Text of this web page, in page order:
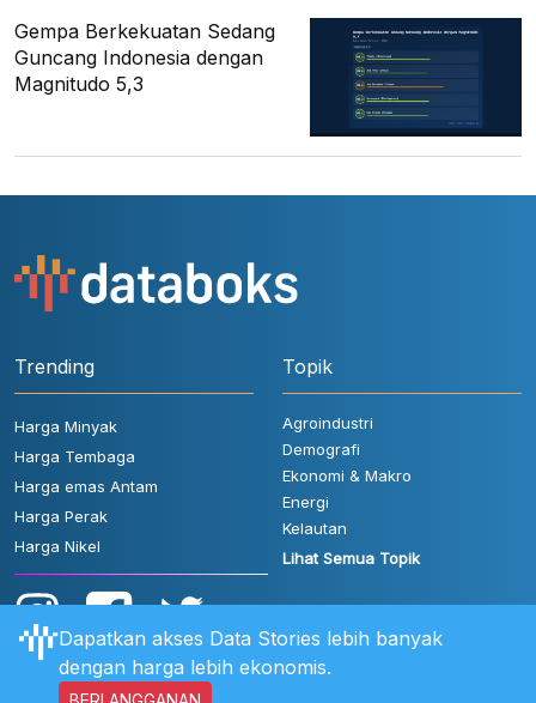
Gempa Berkekuatan Sedang
Guncang Indonesia dengan
Magnitudo 5,3
Trending
Harga Minyak
Harga Tembaga
Harga emas Antam
Harga Perak
Harga Nikel
Topik
Agroindustri
Demografi
Ekonomi & Makro
Energi
Kelautan
Lihat Semua Topik
Dapatkan akses Data Stories lebih banyak
dengan harga lebih ekonomis.